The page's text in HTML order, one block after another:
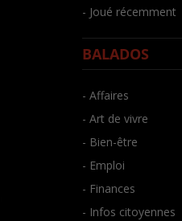
- Joué récemment
BALADOS
- Affaires
- Art de vivre
- Bien-être
- Emploi
- Finances
- Infos citoyennes